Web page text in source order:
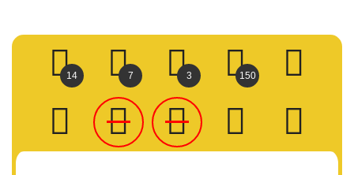
14 7 3 150